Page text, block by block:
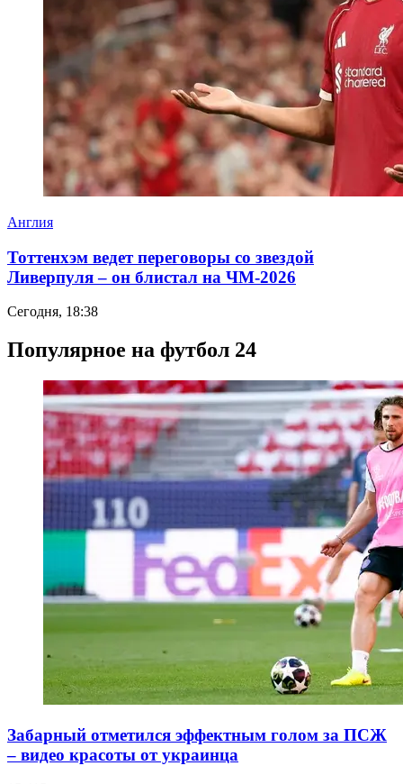
Англия
Тоттенхэм ведет переговоры со звездой
Ливерпуля – он блистал на ЧМ-2026
Сегодня, 18:38
Популярное на футбол 24
Забарный отметился эффектным голом за ПСЖ
– видео красоты от украинца